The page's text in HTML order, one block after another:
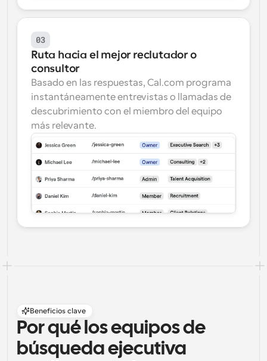
03
Ruta hacia el mejor reclutador o
consultor
Basado en las respuestas, Cal.com programa
instantáneamente entrevistas o llamadas de
descubrimiento con el miembro del equipo
más relevante.
Beneficios clave
Por qué los equipos de
búsqueda ejecutiva